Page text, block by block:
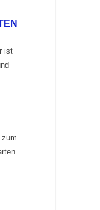
ist
zum